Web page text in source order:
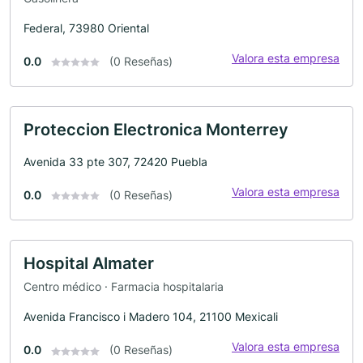
Federal, 73980 Oriental
0.0 (0 Reseñas) Valora esta empresa
Proteccion Electronica Monterrey
Avenida 33 pte 307, 72420 Puebla
0.0 (0 Reseñas) Valora esta empresa
Hospital Almater
Centro médico · Farmacia hospitalaria
Avenida Francisco i Madero 104, 21100 Mexicali
0.0 (0 Reseñas) Valora esta empresa